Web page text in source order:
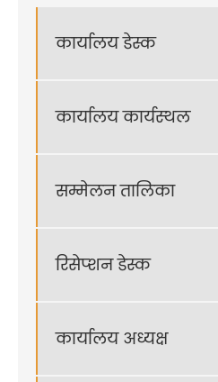
कार्यालय डेस्क
कार्यालय कार्यस्थल
सम्मेलन तालिका
रिसेप्शन डेस्क
कार्यालय अध्यक्ष